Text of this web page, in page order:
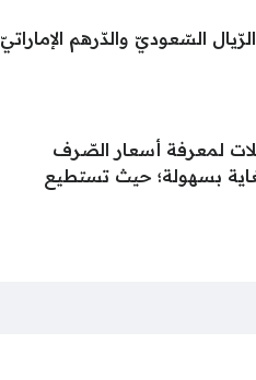
السّعوديّ والدّرهم الإماراتيّ
لمعرفة أسعار الصّرف
بسهولة؛ حيث تستطيع